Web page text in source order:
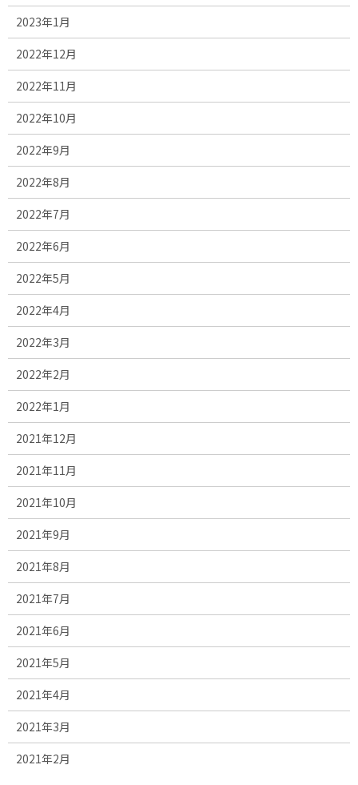
2023年1月
2022年12月
2022年11月
2022年10月
2022年9月
2022年8月
2022年7月
2022年6月
2022年5月
2022年4月
2022年3月
2022年2月
2022年1月
2021年12月
2021年11月
2021年10月
2021年9月
2021年8月
2021年7月
2021年6月
2021年5月
2021年4月
2021年3月
2021年2月